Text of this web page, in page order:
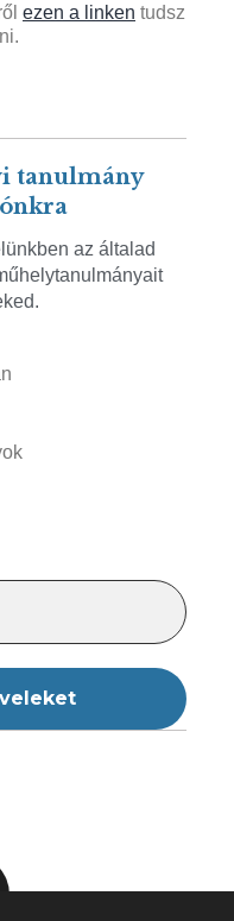
ezen a linken tudsz
tanulmány
az általad